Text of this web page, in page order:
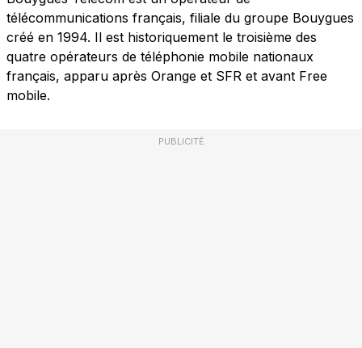
télécommunications français, filiale du groupe Bouygues
créé en 1994. Il est historiquement le troisième des
quatre opérateurs de téléphonie mobile nationaux
français, apparu après Orange et SFR et avant Free
mobile.
PUBLICITÉ